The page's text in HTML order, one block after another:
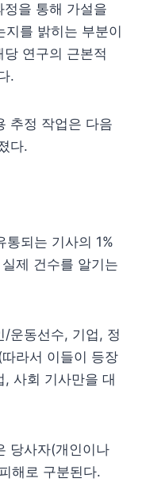
정을 통해 가설을
를 밝히는 부분이
연구의 근본적
.
추정 작업은 다음
다.
통되는 기사의 1%
제 건수를 알기는
/운동선수, 기업, 정
라서 이들이 등장
사회 기사만을 대
당사자(개인이나
해로 구분된다.